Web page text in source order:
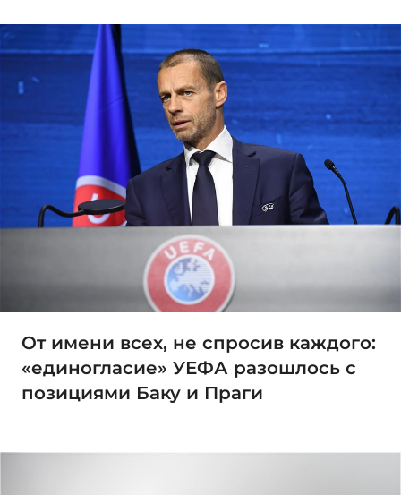
От имени всех, не спросив каждого:
«единогласие» УЕФА разошлось с
позициями Баку и Праги